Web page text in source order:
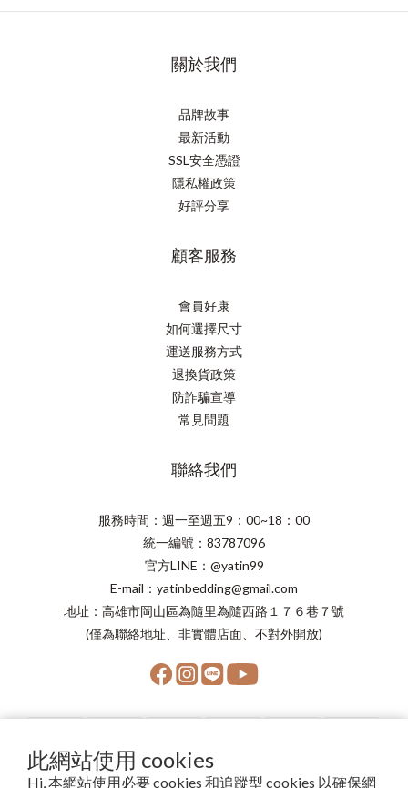
此網站使用 cookies
Hi, 本網站使用必要 cookies 和追蹤型 cookies 以確保網
關於我們
品牌故事
最新活動
SSL安全憑證
隱私權政策
好評分享
顧客服務
會員好康
如何選擇尺寸
運送服務方式
退換貨政策
防詐騙宣導
常見問題
聯絡我們
服務時間：週一至週五9：00~18：00
統一編號：83787096
官方LINE：@yatin99
E-mail：yatinbedding@gmail.com
地址：高雄市岡山區為隨里為隨西路１７６巷７號
(僅為聯絡地址、非實體店面、不對外開放)